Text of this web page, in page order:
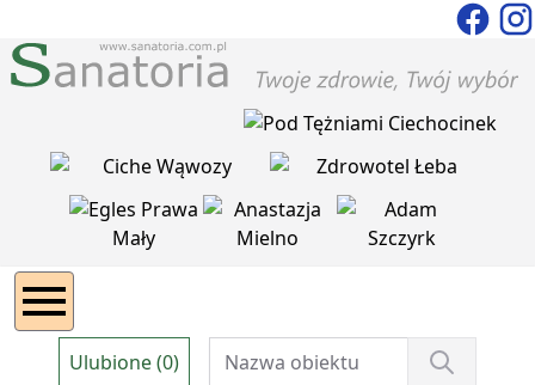
Ulubione (0)